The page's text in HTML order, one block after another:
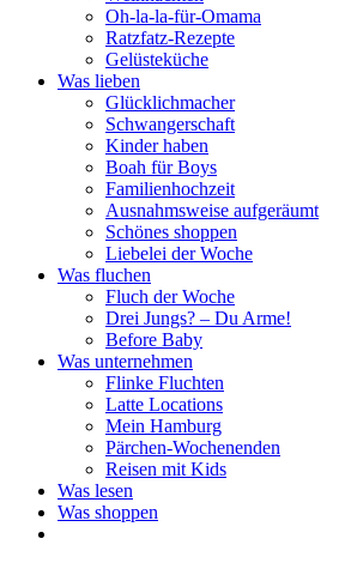
Oh-la-la-für-Omama
Ratzfatz-Rezepte
Gelüsteküche
Was lieben
Glücklichmacher
Schwangerschaft
Kinder haben
Boah für Boys
Familienhochzeit
Ausnahmsweise aufgeräumt
Schönes shoppen
Liebelei der Woche
Was fluchen
Fluch der Woche
Drei Jungs? – Du Arme!
Before Baby
Was unternehmen
Flinke Fluchten
Latte Locations
Mein Hamburg
Pärchen-Wochenenden
Reisen mit Kids
Was lesen
Was shoppen